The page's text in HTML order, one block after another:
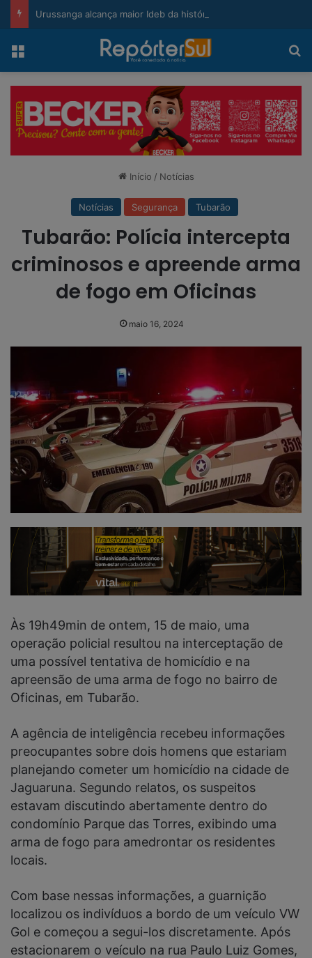
Menu
Início / Notícias
Notícias Segurança Tubarão
Tubarão: Polícia intercepta
criminosos e apreende arma
de fogo em Oficinas
maio 16, 2024
Às 19h49min de ontem, 15 de maio, uma
operação policial resultou na interceptação de
uma possível tentativa de homicídio e na
apreensão de uma arma de fogo no bairro de
Oficinas, em Tubarão.
A agência de inteligência recebeu informações
preocupantes sobre dois homens que estariam
planejando cometer um homicídio na cidade de
Jaguaruna. Segundo relatos, os suspeitos
estavam discutindo abertamente dentro do
condomínio Parque das Torres, exibindo uma
arma de fogo para amedrontar os residentes
locais.
Com base nessas informações, a guarnição
localizou os indivíduos a bordo de um veículo VW
Gol e começou a segui-los discretamente. Após
estacionarem o veículo na rua Paulo Luiz Gomes,